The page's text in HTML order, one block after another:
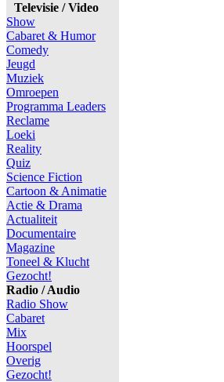
Televisie / Video
Show
Cabaret & Humor
Comedy
Jeugd
Muziek
Omroepen
Programma Leaders
Reclame
Loeki
Reality
Quiz
Science Fiction
Cartoon & Animatie
Actie & Drama
Actualiteit
Documentaire
Magazine
Toneel & Klucht
Gezocht!
Radio / Audio
Radio Show
Cabaret
Mix
Hoorspel
Overig
Gezocht!